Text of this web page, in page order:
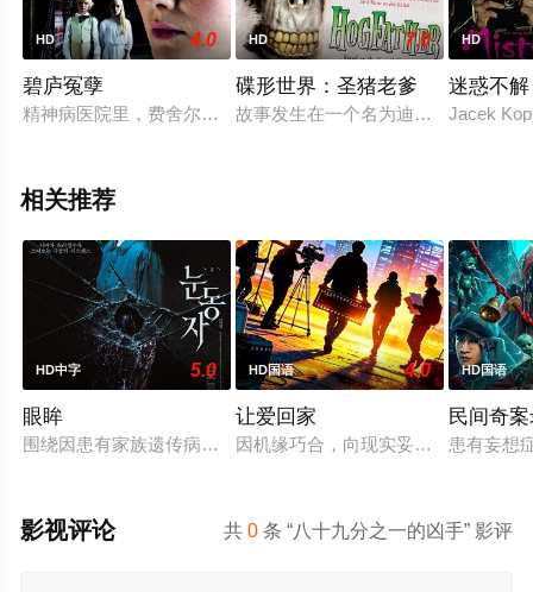
HD 4.0
碧庐冤孽
精神病医院里，费舍尔医生（丹?史蒂文斯 Dan Stevens 饰）多
HD 7.0
碟形世界：圣猪老爹
故事发生在一个名为迪斯科的异想世
HD
迷惑不解
Jacek
相关推荐
HD中字 5.0
眼眸
围绕因患有家族遗传病而导致视力逐渐丧失的摄影师瑞真展开。
HD国语 4.0
让爱回家
因机缘巧合，向现实妥协的导演朱达
HD国语
民间奇
患有妄想
共0 条 “八十九分之一的凶手” 影评
影视评论